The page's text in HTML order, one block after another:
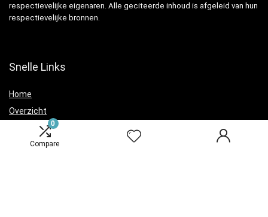
0
Compare
respectievelijke eigenaren. Alle geciteerde inhoud is afgeleid van hun
respectievelijke bronnen.
Snelle Links
Home
Overzicht
Blogs